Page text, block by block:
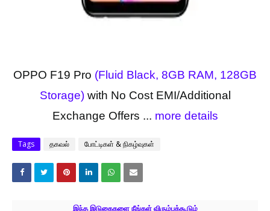
OPPO F19 Pro (Fluid Black, 8GB RAM, 128GB
Storage) with No Cost EMI/Additional
Exchange Offers ... more details
Tags தகவல் போட்டிகள் & நிகழ்வுகள்
இந்த இடுகைகளை நீங்கள் விரும்பக்கூடும்